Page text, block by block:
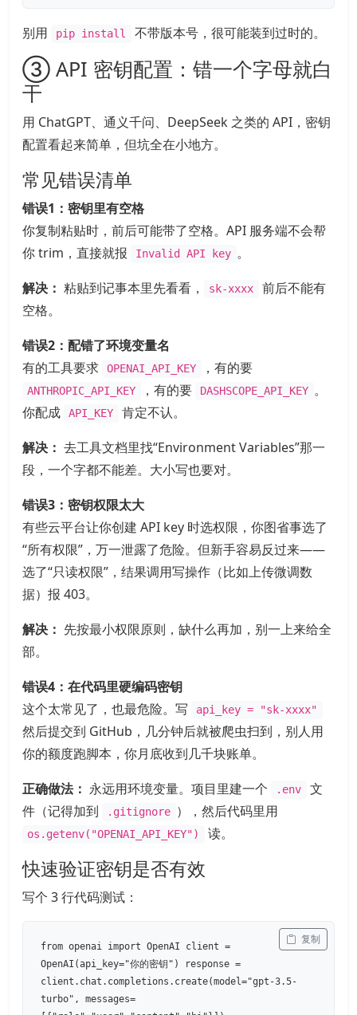
别用 pip install 不带版本号，很可能装到过时的。
③ API 密钥配置：错一个字母就白
干
用 ChatGPT、通义千问、DeepSeek 之类的 API，密钥
配置看起来简单，但坑全在小地方。
常见错误清单
错误1：密钥里有空格
你复制粘贴时，前后可能带了空格。API 服务端不会帮
你 trim，直接就报
Invalid API key 。
解决： 粘贴到记事本里先看看， sk-xxxx
前后不能有
空格。
错误2：配错了环境变量名
有的工具要求
OPENAI_API_KEY ，有的要
ANTHROPIC_API_KEY ，有的要 DASHSCOPE_API_KEY 。
你配成
API_KEY
肯定不认。
解决： 去工具文档里找“Environment Variables”那一
段，一个字都不能差。大小写也要对。
错误3：密钥权限太大
有些云平台让你创建 API key 时选权限，你图省事选了
“所有权限”，万一泄露了危险。但新手容易反过来——
选了“只读权限”，结果调用写操作（比如上传微调数
据）报 403。
解决： 先按最小权限原则，缺什么再加，别一上来给全
部。
错误4：在代码里硬编码密钥
这个太常见了，也最危险。写
api_key = "sk-xxxx"
然后提交到 GitHub，几分钟后就被爬虫扫到，别人用
你的额度跑脚本，你月底收到几千块账单。
正确做法： 永远用环境变量。项目里建一个 .env
文
件（记得加到
.gitignore ），然后代码里用
os.getenv("OPENAI_API_KEY") 读。
快速验证密钥是否有效
写个 3 行代码测试：
from openai import OpenAI client =
OpenAI(api_key="你的密钥") response =
client.chat.completions.create(model="gpt-3.5-
turbo", messages=
复制